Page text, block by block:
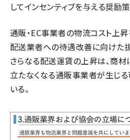
してインセンティブを与える奨励
通販・EC事業者の物流コスト上
配送業者への待遇改善に向けた
さらなる配送運賃の上昇は、商材
立たなくなる通販事業者が生じ
いる。